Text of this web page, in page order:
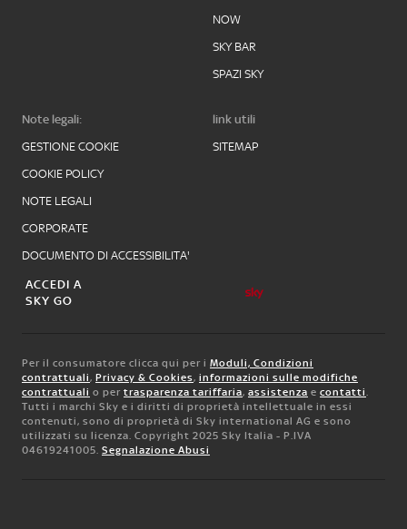
NOW
SKY BAR
SPAZI SKY
Note legali:
GESTIONE COOKIE
COOKIE POLICY
NOTE LEGALI
CORPORATE
DOCUMENTO DI ACCESSIBILITA'
link utili
SITEMAP
ACCEDI A
SKY GO
Per il consumatore clicca qui per i Moduli, Condizioni
contrattuali, Privacy & Cookies, informazioni sulle modifiche
contrattuali o per trasparenza tariffaria, assistenza e contatti.
Tutti i marchi Sky e i diritti di proprietà intellettuale in essi
contenuti, sono di proprietà di Sky international AG e sono
utilizzati su licenza. Copyright 2025 Sky Italia - P.IVA
04619241005. Segnalazione Abusi